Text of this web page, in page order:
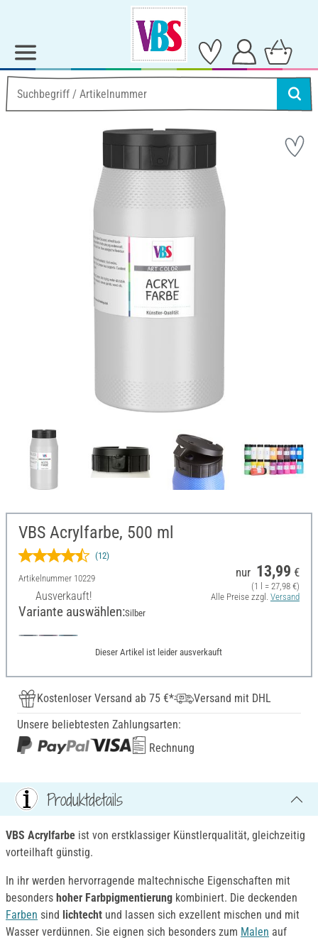
VBS Acrylfarbe, 500 ml
(12)
Artikelnummer 10229
Ausverkauft!
nur 13,99 €
(1 l = 27,98 €)
Alle Preise zzgl. Versand
Variante auswählen:Silber
Dieser Artikel ist leider ausverkauft
Kostenloser Versand ab 75 €*
Versand mit DHL
Unsere beliebtesten Zahlungsarten:
Rechnung
Produktdetails
VBS Acrylfarbe ist von erstklassiger Künstlerqualität, gleichzeitig
vorteilhaft günstig.
In ihr werden hervorragende maltechnische Eigenschaften mit
besonders hoher Farbpigmentierung kombiniert. Die deckenden
Farben sind lichtecht und lassen sich exzellent mischen und mit
Wasser verdünnen. Sie eignen sich besonders zum Malen auf